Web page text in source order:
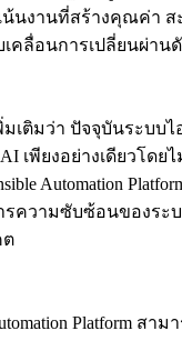
นงานที่สร้างคุณค่า
คลื่อนการเปลี่ยนผ่าน
พิ่มเติมว่า ปัจจุบันร
ยงอย่างเดียวโดยไ
Automation
ความซับซ้อนของระ
ต
Platform สาม